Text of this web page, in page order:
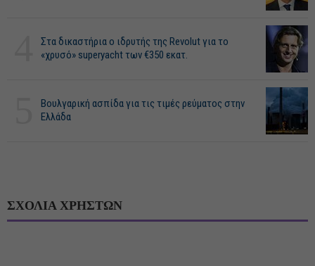
Στα δικαστήρια ο ιδρυτής της Revolut για το
«χρυσό» superyacht των €350 εκατ.
Βουλγαρική ασπίδα για τις τιμές ρεύματος στην
Ελλάδα
ΣΧΟΛΙΑ ΧΡΗΣΤΩΝ